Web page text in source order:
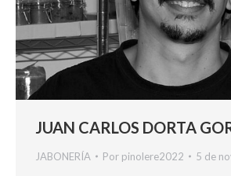
JUAN CARLOS DORTA
JABONERÍA Por pinolere2022 5 de